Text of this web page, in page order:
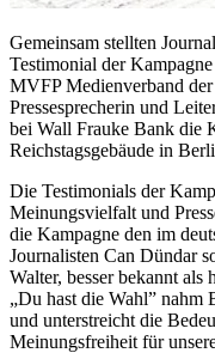
Gemeinsam stellten
Testimonial der
MVFP Medienverband der
Pressesprecherin und
bei Wall Frauke Bank die
Reichstagsgebäude in
Die Testimonials der
Meinungsvielfalt und
die Kampagne den im
Journalisten Can Dündar
Walter, besser bekannt
„Du hast die Wahl” nahm
und unterstreicht die
Meinungsfreiheit für